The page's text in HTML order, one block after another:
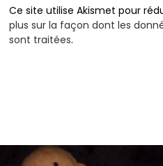
Ce site utilise Akismet pour
plus sur la façon dont les
sont traitées.